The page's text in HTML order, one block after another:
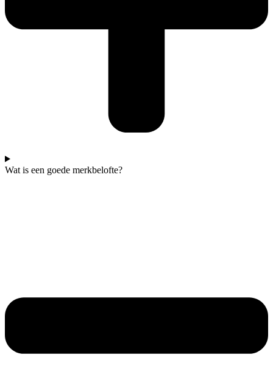
Wat is een goede merkbelofte?